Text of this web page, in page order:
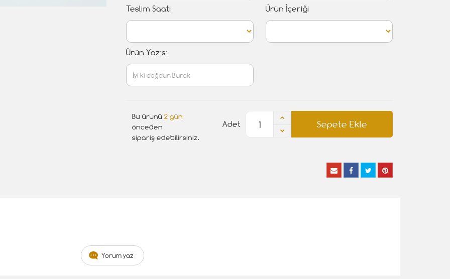
Teslim Saati Ürün İçeriği
Ürün Yazısı
Bu ürünü 2 gün
önceden
sipariş edebilirsiniz.
Sepete Ekle
Adet
Yorum yaz